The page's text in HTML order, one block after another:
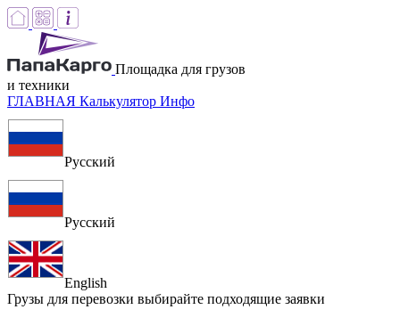
Площадка для грузов
и техники
ГЛАВНАЯ Калькулятор Инфо
Русский
Русский
English
Грузы для перевозки выбирайте подходящие заявки